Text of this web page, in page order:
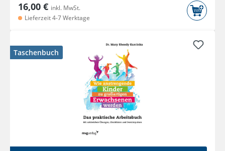
16,00 € inkl. MwSt.
Lieferzeit 4-7 Werktage
Taschenbuch